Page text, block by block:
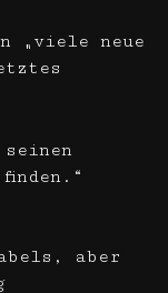
„viele neue
aber